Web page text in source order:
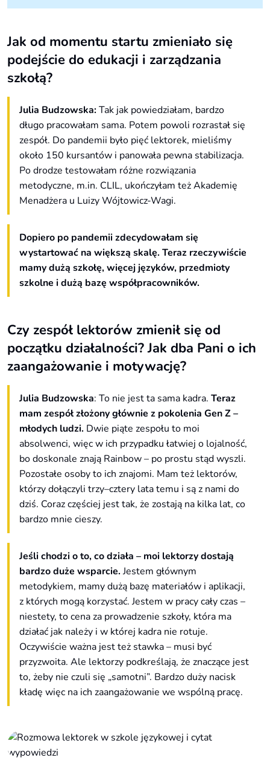
Jak od momentu startu zmieniało się
podejście do edukacji i zarządzania
szkołą?
Julia Budzowska:Tak jak powiedziałam, bardzo
długo pracowałam sama. Potem powoli rozrastał się
zespół. Do pandemii było pięć lektorek, mieliśmy
około 150 kursantów i panowała pewna stabilizacja.
Po drodze testowałam różne rozwiązania
metodyczne, m.in. CLIL, ukończyłam też Akademię
Menadżera u Luizy Wójtowicz-Wagi.
Dopiero po pandemii zdecydowałam się
wystartować na większą skalę. Teraz rzeczywiście
mamy dużą szkołę, więcej języków, przedmioty
szkolne i dużą bazę współpracowników.
Czy zespół lektorów zmienił się od
początku działalności? Jak dba Pani o ich
zaangażowanie i motywację?
Julia Budzowska: To nie jest ta sama kadra. Teraz
mam zespół złożony głównie z pokolenia Gen Z –
młodych ludzi. Dwie piąte zespołu to moi
absolwenci, więc w ich przypadku łatwiej o lojalność,
bo doskonale znają Rainbow – po prostu stąd wyszli.
Pozostałe osoby to ich znajomi. Mam też lektorów,
którzy dołączyli trzy–cztery lata temu i są z nami do
dziś. Coraz częściej jest tak, że zostają na kilka lat, co
bardzo mnie cieszy.
Jeśli chodzi o to, co działa – moi lektorzy dostają
bardzo duże wsparcie.Jestem głównym
metodykiem, mamy dużą bazę materiałów i aplikacji,
z których mogą korzystać. Jestem w pracy cały czas –
niestety, to cena za prowadzenie szkoły, która ma
działać jak należy i w której kadra nie rotuje.
Oczywiście ważna jest też stawka – musi być
przyzwoita. Ale lektorzy podkreślają, że znaczące jest
to, żeby nie czuli się „samotni”. Bardzo duży nacisk
kładę więc na ich zaangażowanie we wspólną pracę.